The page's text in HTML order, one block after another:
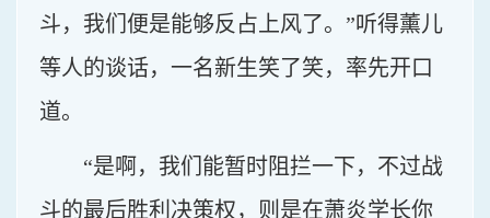
斗，我们便是能够反占上风了。”听得薰儿
等人的谈话，一名新生笑了笑，率先开口
道。
“是啊，我们能暂时阻拦一下，不过战
斗的最后胜利决策权，则是在萧炎学长你